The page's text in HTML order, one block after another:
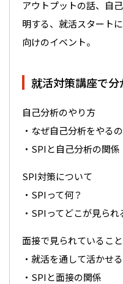
アウトプットの話、自
明する、就活スタート
向けのイベント。
就活対策講座で分
自己分析のやり方
・なぜ自己分析をやる
・SPIと自己分析の関係
SPI対策について
・SPIって何？
・SPIってどこが見られ
面接で見られていること
・就活を通して活かせ
・SPIと面接の関係